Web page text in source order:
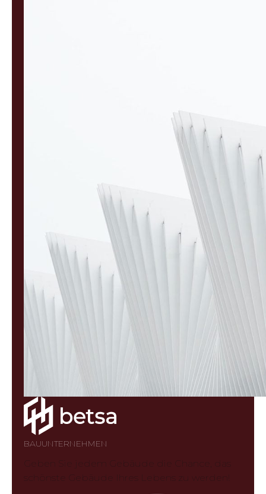
BAUUNTERNEHMEN
Geben Sie jedem Gebäude die Chance, das
schönste Gebäude Ihres Lebens zu werden!